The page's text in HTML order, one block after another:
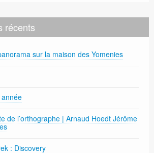
récents
sur la maison des Yomenies
de l’orthographe | Arnaud Hoedt Jérôme
: Discovery